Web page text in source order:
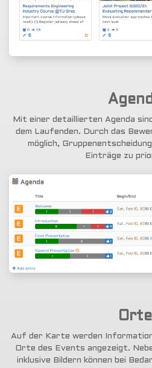
Mit einer detaillierten Agenda
dem Laufenden. Durch das
möglich,
Einträge zu
Orte
Auf der Karte werden
Orte des Events angezeigt.
inklusive Bildern können bei